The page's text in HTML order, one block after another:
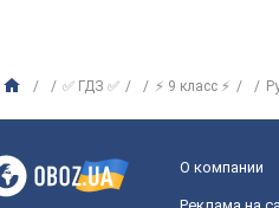
✅ ГДЗ ✅ ⚡ 9 класс ⚡
О компании